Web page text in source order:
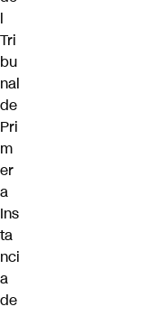
l
Tri
bu
nal
de
Pri
m
er
a
Ins
ta
nci
a
de